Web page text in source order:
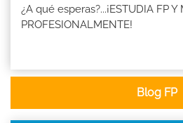
¿A qué esperas?...¡ESTUDIA FP Y
PROFESIONALMENTE!
Blog FP